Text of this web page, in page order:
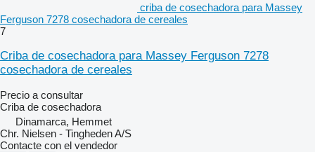
criba de cosechadora para Massey
Ferguson 7278 cosechadora de cereales
7
Criba de cosechadora para Massey Ferguson 7278
cosechadora de cereales
Precio a consultar
Criba de cosechadora
Dinamarca, Hemmet
Chr. Nielsen - Tingheden A/S
Contacte con el vendedor